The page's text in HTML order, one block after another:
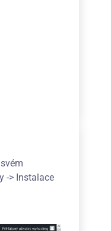
-> Instalace